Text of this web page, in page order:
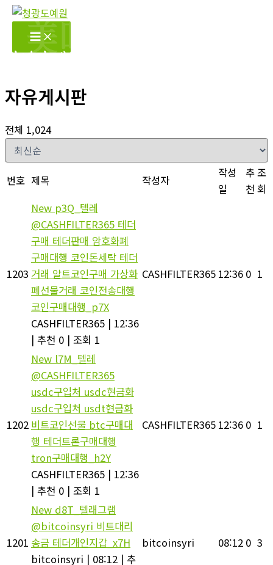
콘
너
기
자유게시판
전체 1,024
번호 제목 작성자
작성
일
추
천
조
회
1203
New p3Q_텔레
@CASHFILTER365 테더
구매 테더판매 암호화폐
구매대행 코인돈세탁 테더
거래 알트코인구매 가상화
폐선물거래 코인전송대행
코인구매대행_p7X
CASHFILTER365 | 12:36
| 추천 0 | 조회 1
CASHFILTER365 12:36 0 1
1202
New l7M_텔레
@CASHFILTER365
usdc구입처 usdc현금화
usdc구입처 usdt현금화
비트코인선물 btc구매대
행 테더트론구매대행
tron구매대행_h2Y
CASHFILTER365 | 12:36
| 추천 0 | 조회 1
CASHFILTER365 12:36 0 1
1201
New d8T_텔래그램
@bitcoinsyri 비트대리
송금 테더개인지갑_x7H
bitcoinsyri | 08:12 | 추
bitcoinsyri 08:12 0 3